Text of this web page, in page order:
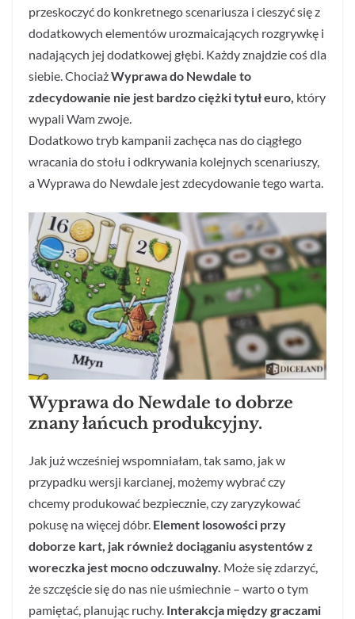
przeskoczyć do konkretnego scenariusza i cieszyć się z
dodatkowych elementów urozmaicających rozgrywkę i
nadających jej dodatkowej głębi. Każdy znajdzie coś dla
siebie. ChociażWyprawa do Newdale to
zdecydowanie nie jest bardzo ciężki tytuł euro, który
wypali Wam zwoje.
Dodatkowo tryb kampanii zachęca nas do ciągłego
wracania do stołu i odkrywania kolejnych scenariuszy,
a Wyprawa do Newdale jest zdecydowanie tego warta.
Wyprawa do Newdale to dobrze
znany łańcuch produkcyjny.
Jak już wcześniej wspomniałam, tak samo, jak w
przypadku wersji karcianej, możemy wybrać czy
chcemy produkować bezpiecznie, czy zaryzykować
pokusę na więcej dóbr. Element losowości przy
doborze kart, jak również dociąganiu asystentów z
woreczka jest mocno odczuwalny. Może się zdarzyć,
że szczęście się do nas nie uśmiechnie – warto o tym
pamiętać, planując ruchy. Interakcja między graczami